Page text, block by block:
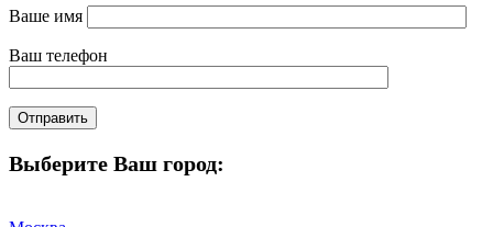
Ваше имя
Ваш телефон
Выберите Ваш город: